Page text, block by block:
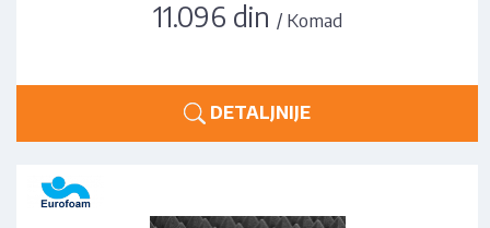
11.096 din / Komad
DETALJNIJE